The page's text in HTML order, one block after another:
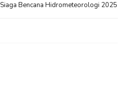
Siaga Bencana Hidrometeorologi 2025